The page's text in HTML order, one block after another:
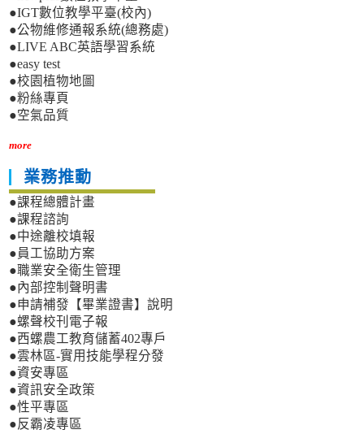
●IGT數位教學平臺(校內)
●公物維修通報系統(總務處)
●LIVE ABC英語學習系統
●easy test
●校園植物地圖
●粉絲專頁
●空氣品質
more
業務推動
●課程總體計畫
●課程諮詢
●中途離校填報
●員工協助方案
●職業安全衛生管理
●內部控制聲明書
●申請補發【畢業證書】說明
●螺聲校刊電子報
●西螺農工教育儲蓄402專戶
●雲林區-實用技能學程分發
●資安專區
●資訊安全政策
●性平專區
●反霸凌專區